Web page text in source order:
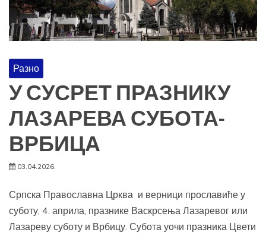
Разно
У СУСРЕТ ПРАЗНИКУ
ЛАЗАРЕВА СУБОТА-
ВРБИЦА
03.04.2026.
Српска Православна Црква и верници прославиће у
суботу, 4. априла, празнике Васкрсења Лазаревог или
Лазареву суботу и Врбицу. Субота уочи празника Цвети